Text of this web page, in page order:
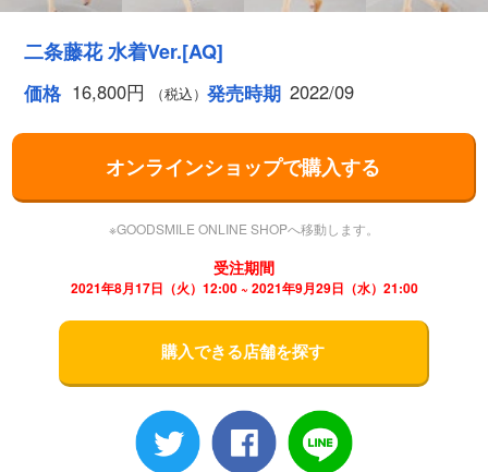
二条藤花 水着Ver.[AQ]
価格 16,800円 （税込） 発売時期 2022/09
オンラインショップで購入する
※GOODSMILE ONLINE SHOPへ移動します。
受注期間
2021年8月17日（火）12:00 ~ 2021年9月29日（水）21:00
購入できる店舗を探す